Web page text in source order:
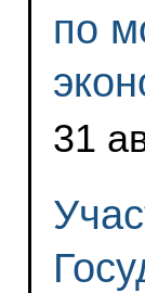
по
31